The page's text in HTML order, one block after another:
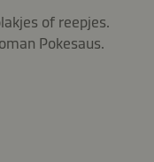
of reepjes.
Pokesaus.